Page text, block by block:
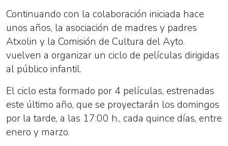
Continuando con la colaboración iniciada hace
unos años, la asociación de madres y padres
Atxolin y la Comisión de Cultura del Ayto.
vuelven a organizar un ciclo de películas dirigidas
al público infantil.
El ciclo esta formado por 4 películas, estrenadas
este último año, que se proyectarán los domingos
por la tarde, a las 17:00 h., cada quince días, entre
enero y marzo.